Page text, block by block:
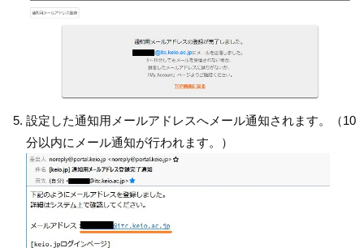
設定した通知用メールアドレスへメール通知されます。（10
分以内にメール通知が行われます。）